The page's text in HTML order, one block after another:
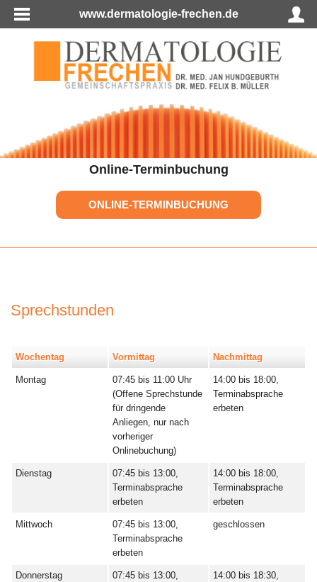
www.dermatologie-frechen.de
Online-Terminbuchung
ONLINE-TERMINBUCHUNG
Sprechstunden
Wochentag Vormittag Nachmittag
Montag
07:45 bis 11:00 Uhr
(Offene Sprechstunde
für dringende
Anliegen, nur nach
vorheriger
Onlinebuchung)
14:00 bis 18:00,
Terminabsprache
erbeten
Dienstag
07:45 bis 13:00,
Terminabsprache
erbeten
14:00 bis 18:00,
Terminabsprache
erbeten
Mittwoch
07:45 bis 13:00,
Terminabsprache
erbeten
geschlossen
Donnerstag
07:45 bis 13:00,
14:00 bis 18:30,